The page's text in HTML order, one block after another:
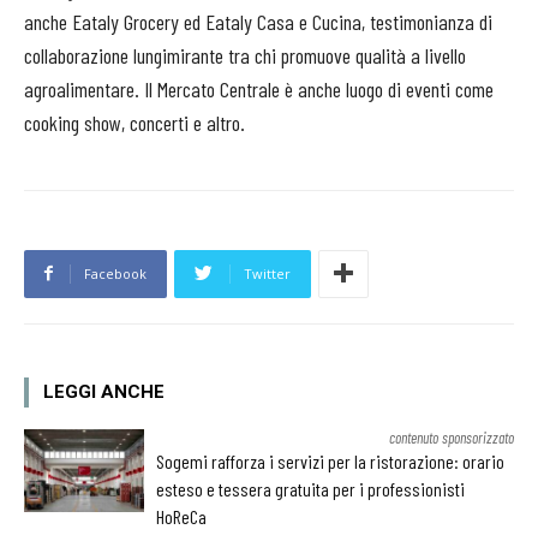
anche Eataly Grocery ed Eataly Casa e Cucina, testimonianza di
collaborazione lungimirante tra chi promuove qualità a livello
agroalimentare. Il Mercato Centrale è anche luogo di eventi come
cooking show, concerti e altro.
Facebook Twitter
LEGGI ANCHE
contenuto sponsorizzato
Sogemi rafforza i servizi per la ristorazione: orario
esteso e tessera gratuita per i professionisti
HoReCa